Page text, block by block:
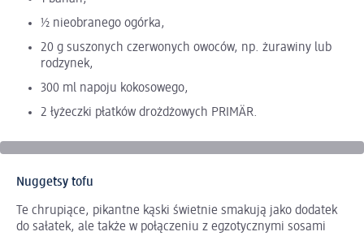
½ nieobranego ogórka,
20 g suszonych czerwonych owoców, np. żurawiny lub
rodzynek,
300 ml napoju kokosowego,
2 łyżeczki płatków drożdżowych PRIMÄR.
Nuggetsy tofu
Te chrupiące, pikantne kąski świetnie smakują jako dodatek
do sałatek, ale także w połączeniu z egzotycznymi sosami